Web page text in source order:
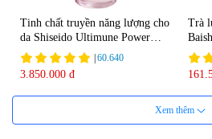
Tinh chất truyền năng lượng cho
da Shiseido Ultimune Power
75ml
60.640
3.850.000 đ
Trà
Xem thêm